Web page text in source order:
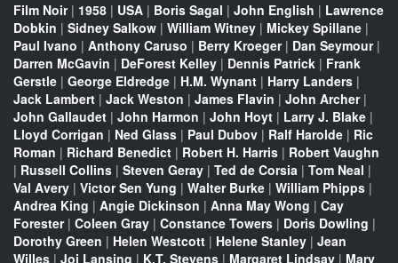
Film Noir| 1958 | USA | Boris Sagal | John English | Lawrence
Dobkin | Sidney Salkow | William Witney | Mickey Spillane |
Paul Ivano | Anthony Caruso | Berry Kroeger| Dan Seymour|
Darren McGavin | DeForest Kelley | Dennis Patrick | Frank
Gerstle | George Eldredge | H.M. Wynant | Harry Landers |
Jack Lambert | Jack Weston | James Flavin | John Archer|
John Gallaudet | John Harmon | John Hoyt | Larry J. Blake |
Lloyd Corrigan | Ned Glass | Paul Dubov | Ralf Harolde | Ric
Roman | Richard Benedict | Robert H. Harris | Robert Vaughn
| Russell Collins | Steven Geray | Ted de Corsia | Tom Neal |
Val Avery | Victor Sen Yung | Walter Burke | William Phipps |
Andrea King | Angie Dickinson | Anna May Wong | Cay
Forester| Coleen Gray | Constance Towers | Doris Dowling |
Dorothy Green | Helen Westcott | Helene Stanley | Jean
Willes | Joi Lansing | K.T. Stevens | Margaret Lindsay | Mary